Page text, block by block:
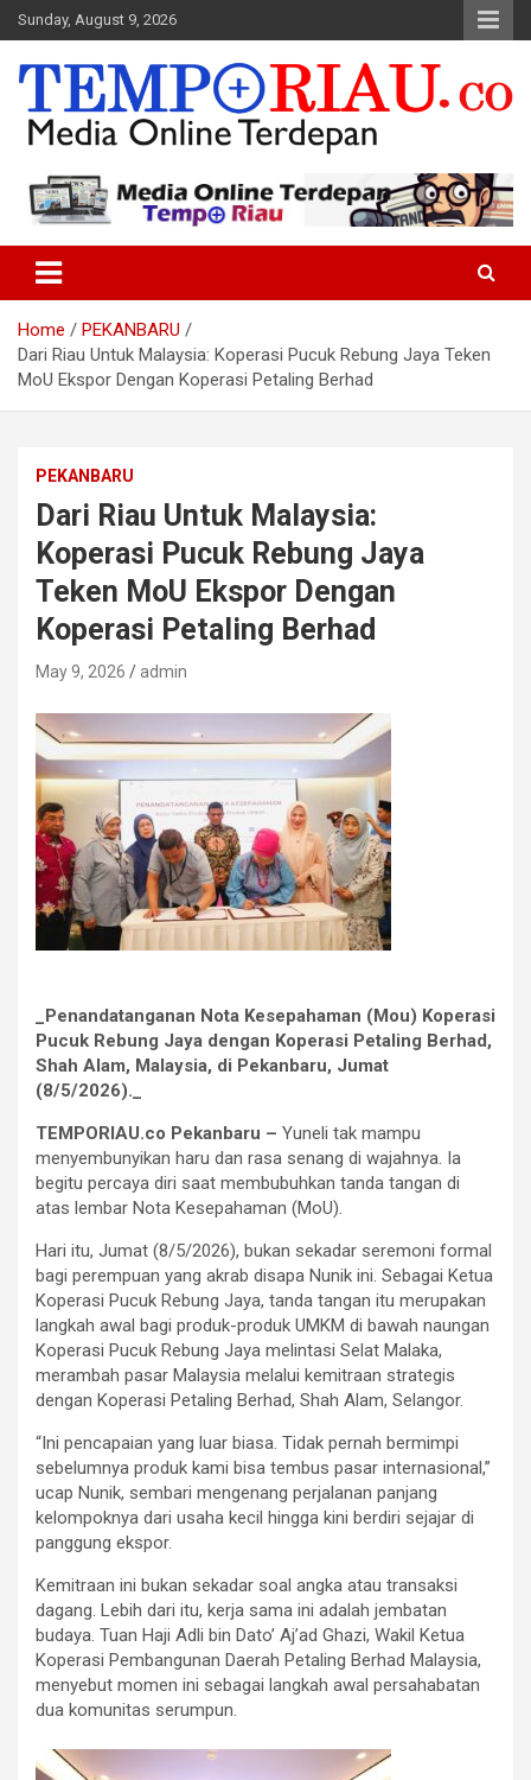
Skip
to
content
Sunday, August 9, 2026
Tempo Riau
Home
PEKANBARU
Dari Riau Untuk Malaysia: Koperasi Pucuk Rebung Jaya Teken
MoU Ekspor Dengan Koperasi Petaling Berhad
PEKANBARU
Dari Riau Untuk Malaysia:
Koperasi Pucuk Rebung Jaya
Teken MoU Ekspor Dengan
Koperasi Petaling Berhad
May 9, 2026 admin
_Penandatanganan Nota Kesepahaman (Mou) Koperasi
Pucuk Rebung Jaya dengan Koperasi Petaling Berhad,
Shah Alam, Malaysia, di Pekanbaru, Jumat
(8/5/2026)._
TEMPORIAU.co Pekanbaru – Yuneli tak mampu
menyembunyikan haru dan rasa senang di wajahnya. Ia
begitu percaya diri saat membubuhkan tanda tangan di
atas lembar Nota Kesepahaman (MoU).
Hari itu, Jumat (8/5/2026), bukan sekadar seremoni formal
bagi perempuan yang akrab disapa Nunik ini. Sebagai Ketua
Koperasi Pucuk Rebung Jaya, tanda tangan itu merupakan
langkah awal bagi produk-produk UMKM di bawah naungan
Koperasi Pucuk Rebung Jaya melintasi Selat Malaka,
merambah pasar Malaysia melalui kemitraan strategis
dengan Koperasi Petaling Berhad, Shah Alam, Selangor.
“Ini pencapaian yang luar biasa. Tidak pernah bermimpi
sebelumnya produk kami bisa tembus pasar internasional,”
ucap Nunik, sembari mengenang perjalanan panjang
kelompoknya dari usaha kecil hingga kini berdiri sejajar di
panggung ekspor.
Kemitraan ini bukan sekadar soal angka atau transaksi
dagang. Lebih dari itu, kerja sama ini adalah jembatan
budaya. Tuan Haji Adli bin Dato’ Aj’ad Ghazi, Wakil Ketua
Koperasi Pembangunan Daerah Petaling Berhad Malaysia,
menyebut momen ini sebagai langkah awal persahabatan
dua komunitas serumpun.